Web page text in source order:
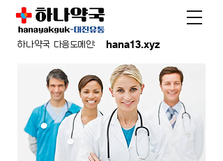
hana13.xyz
하나약국 다음도메인: